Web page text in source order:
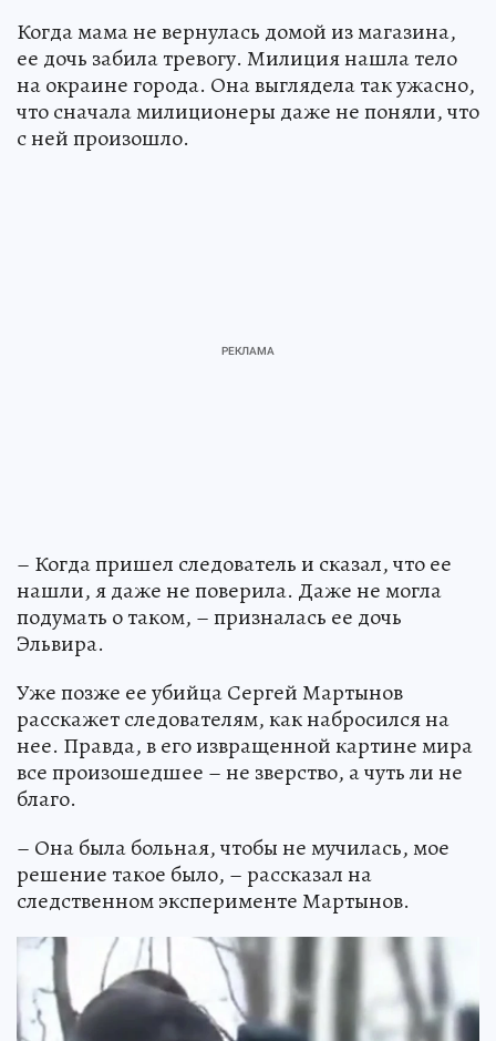
Когда мама не вернулась домой из магазина,
ее дочь забила тревогу. Милиция нашла тело
на окраине города. Она выглядела так ужасно,
что сначала милиционеры даже не поняли, что
с ней произошло.
– Когда пришел следователь и сказал, что ее
нашли, я даже не поверила. Даже не могла
подумать о таком, – призналась ее дочь
Эльвира.
Уже позже ее убийца Сергей Мартынов
расскажет следователям, как набросился на
нее. Правда, в его извращенной картине мира
все произошедшее – не зверство, а чуть ли не
благо.
– Она была больная, чтобы не мучилась, мое
решение такое было, – рассказал на
следственном эксперименте Мартынов.